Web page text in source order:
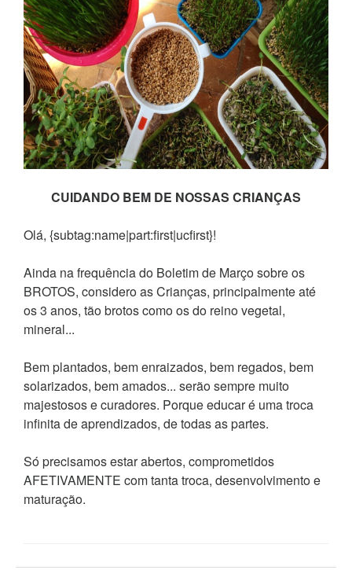
CUIDANDO BEM DE NOSSAS CRIANÇAS
Olá, {subtag:name|part:first|ucfirst}!
Ainda na frequência do Boletim de Março sobre os
BROTOS, considero as Crianças, principalmente até
os 3 anos, tão brotos como os do reino vegetal,
mineral...
Bem plantados, bem enraizados, bem regados, bem
solarizados, bem amados... serão sempre muito
majestosos e curadores. Porque educar é uma troca
infinita de aprendizados, de todas as partes.
Só precisamos estar abertos, comprometidos
AFETIVAMENTE com tanta troca, desenvolvimento e
maturação.